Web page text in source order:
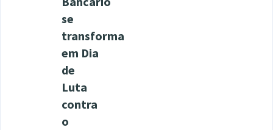
se
transforma
em Dia
de
Luta
contra
o